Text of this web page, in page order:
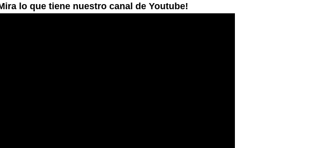
lo que tiene nuestro canal de Youtube!